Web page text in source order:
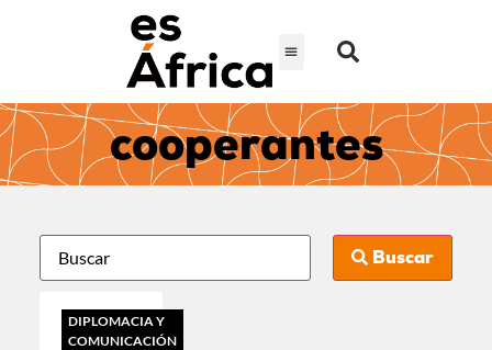
cooperantes
Buscar
DIPLOMACIA Y
COMUNICACIÓN